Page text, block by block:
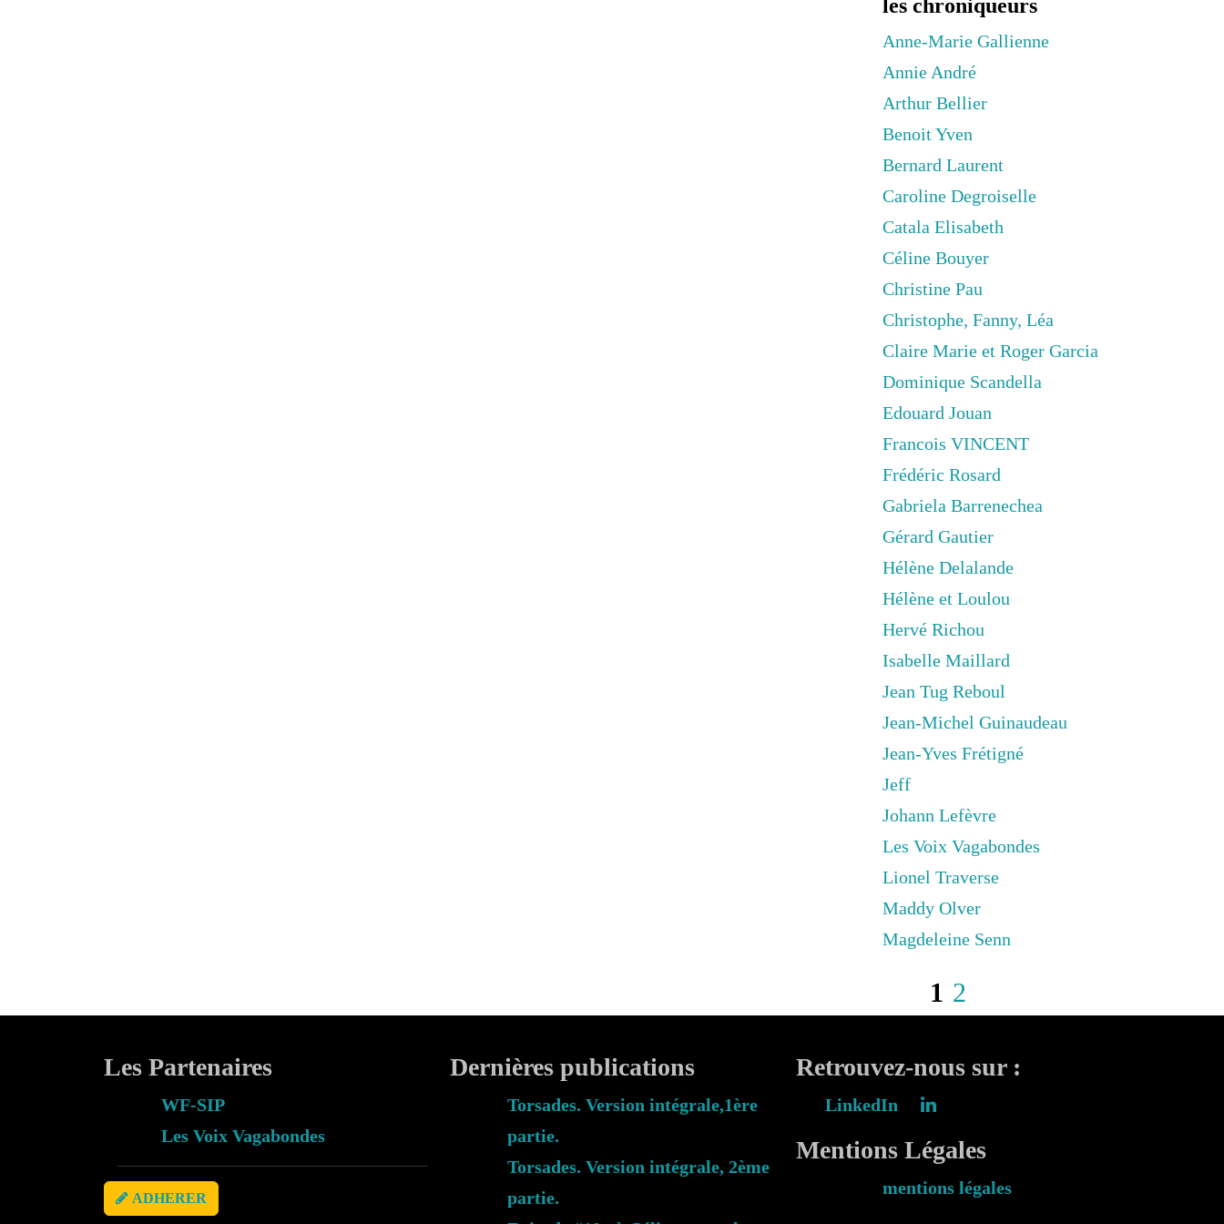
les chroniqueurs
Anne-Marie Gallienne
Annie André
Arthur Bellier
Benoit Yven
Bernard Laurent
Caroline Degroiselle
Catala Elisabeth
Céline Bouyer
Christine Pau
Christophe, Fanny, Léa
Claire Marie et Roger Garcia
Dominique Scandella
Edouard Jouan
Francois VINCENT
Frédéric Rosard
Gabriela Barrenechea
Gérard Gautier
Hélène Delalande
Hélène et Loulou
Hervé Richou
Isabelle Maillard
Jean Tug Reboul
Jean-Michel Guinaudeau
Jean-Yves Frétigné
Jeff
Johann Lefèvre
Les Voix Vagabondes
Lionel Traverse
Maddy Olver
Magdeleine Senn
1 2
Les Partenaires
WF-SIP
Les Voix Vagabondes
ADHERER
Dernières publications
Torsades. Version intégrale,1ère
partie.
Torsades. Version intégrale, 2ème
partie.
Retrouvez-nous sur :
LinkedIn
Mentions Légales
mentions légales